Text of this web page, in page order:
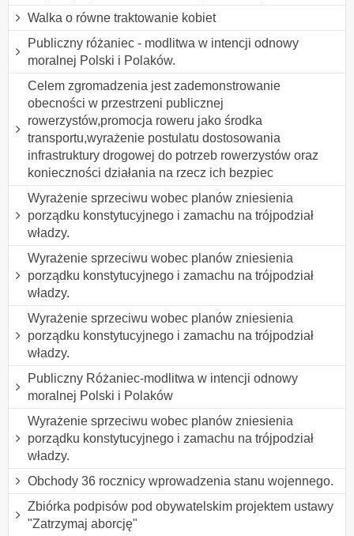
Walka o równe traktowanie kobiet
Publiczny różaniec - modlitwa w intencji odnowy
moralnej Polski i Polaków.
Celem zgromadzenia jest zademonstrowanie
obecności w przestrzeni publicznej
rowerzystów,promocja roweru jako środka
transportu,wyrażenie postulatu dostosowania
infrastruktury drogowej do potrzeb rowerzystów oraz
konieczności działania na rzecz ich bezpiec
Wyrażenie sprzeciwu wobec planów zniesienia
porządku konstytucyjnego i zamachu na trójpodział
władzy.
Wyrażenie sprzeciwu wobec planów zniesienia
porządku konstytucyjnego i zamachu na trójpodział
władzy.
Wyrażenie sprzeciwu wobec planów zniesienia
porządku konstytucyjnego i zamachu na trójpodział
władzy.
Publiczny Różaniec-modlitwa w intencji odnowy
moralnej Polski i Polaków
Wyrażenie sprzeciwu wobec planów zniesienia
porządku konstytucyjnego i zamachu na trójpodział
władzy.
Obchody 36 rocznicy wprowadzenia stanu wojennego.
Zbiórka podpisów pod obywatelskim projektem ustawy
"Zatrzymaj aborcję"